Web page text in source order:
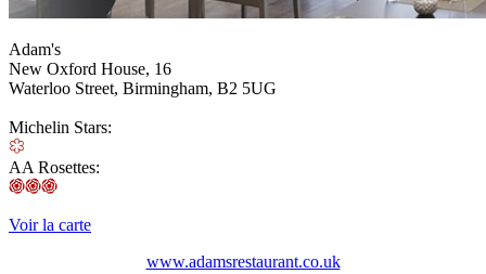
Adam's
New Oxford House, 16
Waterloo Street, Birmingham, B2 5UG
Michelin Stars:
AA Rosettes:
Voir la carte
www.adamsrestaurant.co.uk